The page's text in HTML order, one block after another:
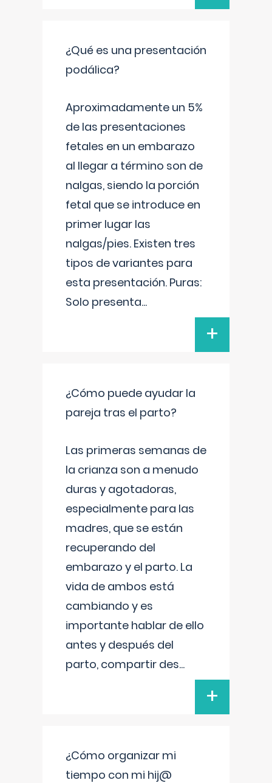
¿Qué es una presentación
podálica?
Aproximadamente un 5%
de las presentaciones
fetales en un embarazo
al llegar a término son de
nalgas, siendo la porción
fetal que se introduce en
primer lugar las
nalgas/pies. Existen tres
tipos de variantes para
esta presentación. Puras:
Solo presenta...
+
¿Cómo puede ayudar la
pareja tras el parto?
Las primeras semanas de
la crianza son a menudo
duras y agotadoras,
especialmente para las
madres, que se están
recuperando del
embarazo y el parto. La
vida de ambos está
cambiando y es
importante hablar de ello
antes y después del
parto, compartir des...
+
¿Cómo organizar mi
tiempo con mi hij@